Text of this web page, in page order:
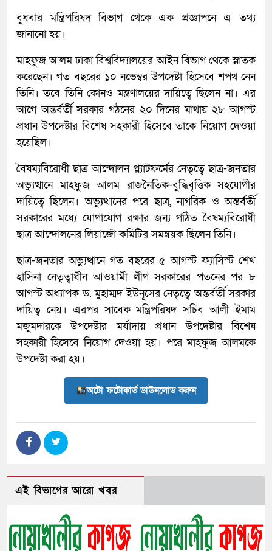
বুধবার মন্ত্রিপরিষদ বিভাগ থেকে এক প্রজ্ঞাপনে এ তথ্য
জানানো হয়।
মাহফুজ আলম ঢাকা বিশ্ববিদ্যালয়ের আইন বিভাগ থেকে স্নাতক
করেছেন। গত বছরের ১০ নভেম্বর উপদেষ্টা হিসেবে শপথ নেন
তিনি। তবে তিনি কোনও মন্ত্রণালয়ের দায়িত্বে ছিলেন না। এর
আগে অন্তর্বর্তী সরকার গঠনের ২০ দিনের মাথায় ২৮ আগস্ট
প্রধান উপদেষ্টার বিশেষ সহকারী হিসেবে তাকে নিয়োগ দেওয়া
হয়েছিল।
বৈষম্যবিরোধী ছাত্র আন্দোলন প্ল্যাটফর্মের নেতৃত্বে ছাত্র-জনতার
অভ্যুত্থানে মাহফুজ আলম রাজনৈতিক-বুদ্ধিবৃত্তিক সহযোগীর
দায়িত্বে ছিলেন। অভ্যুত্থানের পরে ছাত্র, নাগরিক ও অন্তর্বর্তী
সরকারের মধ্যে যোগাযোগ রক্ষার জন্য গঠিত বৈষম্যবিরোধী
ছাত্র আন্দোলনের লিয়াজোঁ কমিটির সমন্বয়ক ছিলেন তিনি।
ছাত্র-জনতার অভ্যুত্থানে গত বছরের ৫ আগস্ট ফ্যাসিস্ট শেখ
হাসিনা নেতৃত্বাধীন আওয়ামী লীগ সরকারের পতনের পর ৮
আগস্ট অধ্যাপক ড. মুহাম্মদ ইউনূসের নেতৃত্বে অন্তর্বর্তী সরকার
দায়িত্ব নেয়। এরপর সাবেক মন্ত্রিপরিষদ সচিব আলী ইমাম
মজুমদারকে উপদেষ্টার মর্যাদায় প্রধান উপদেষ্টার বিশেষ
সহকারী হিসেবে নিয়োগ দেওয়া হয়। পরে মাহফুজ আলমকে
উপদেষ্টা করা হয়।
অটো ফটোকার্ড ডাউনলোড করুন
এই বিভাগের আরো খবর